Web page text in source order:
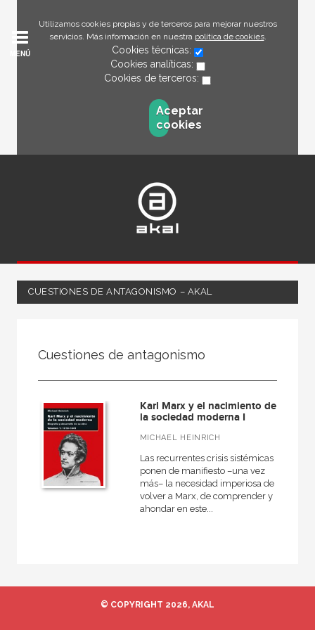
Utilizamos cookies propias y de terceros para mejorar nuestros
servicios. Más información en nuestra política de cookies.
Cookies técnicas:
Cookies analíticas:
Cookies de terceros:
Aceptar
cookies
MENÚ
CUESTIONES DE ANTAGONISMO – AKAL
Actualidad
Biografías y memorias
MATERIAS
Historia
Cuestiones de antagonismo
Karl Marx y el nacimiento de
la sociedad moderna I
MICHAEL HEINRICH
Las recurrentes crisis sistémicas
ponen de manifiesto –una vez
más– la necesidad imperiosa de
volver a Marx, de comprender y
ahondar en este...
© COPYRIGHT 2026, AKAL